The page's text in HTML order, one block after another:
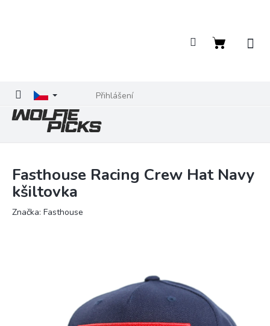
Přihlášení
Nákupní
Fasthouse Racing Crew Hat Navy
kšiltovka
Značka: Fasthouse